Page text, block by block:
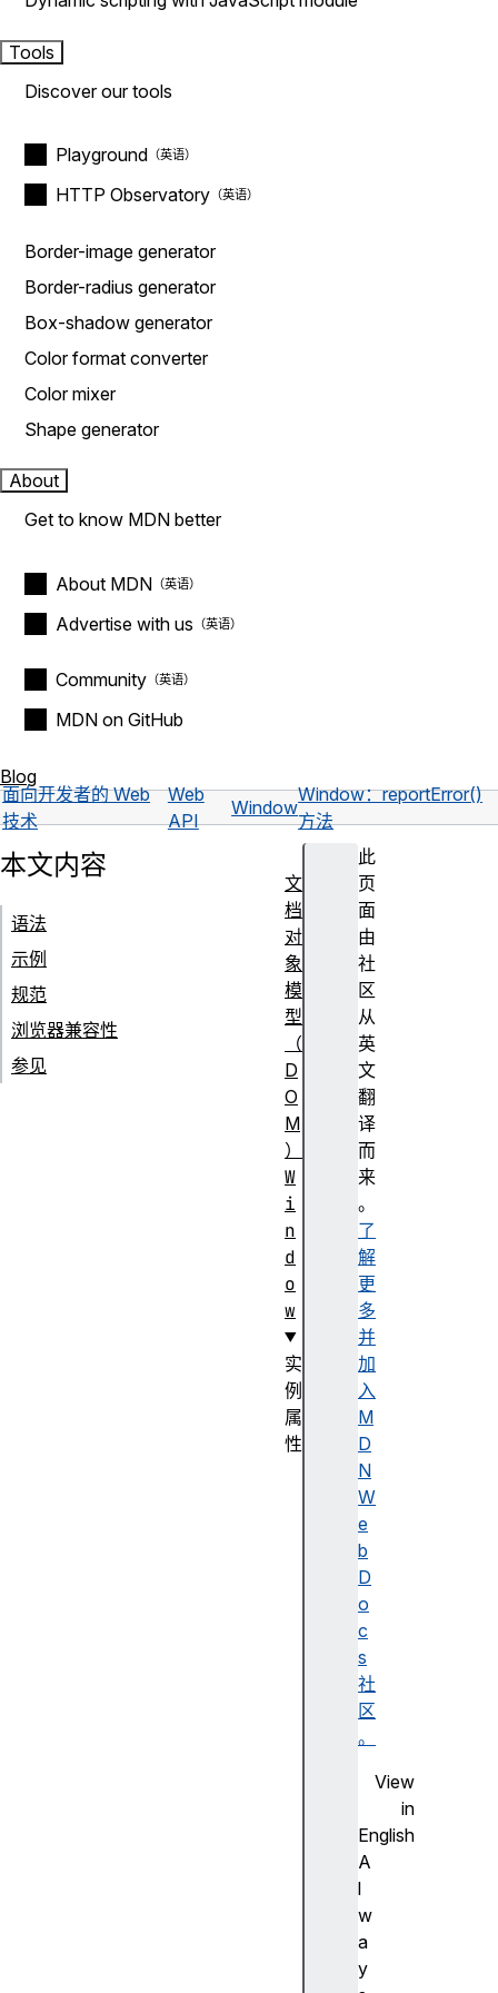
Tools
Discover our tools
Playground
HTTP Observatory
Border-image generator
Border-radius generator
Box-shadow generator
Color format converter
Color mixer
Shape generator
About
Get to know MDN better
About MDN
Advertise with us
Community
MDN on GitHub
Blog
面向开发者的 Web
技术
Web
API
Window
Window：reportError()
方法
此
页
面
由
社
区
从
英
文
翻
译
而
来
。
了
解
更
多
并
加
入
M
D
N
W
e
b
D
o
c
s
社
区
。
View
in
English
A
l
w
a
y
本文内容
语法
示例
规范
浏览器兼容性
参见
文
档
对
象
模
型
（
D
O
M
）
W
i
n
d
o
w
实
例
属
性